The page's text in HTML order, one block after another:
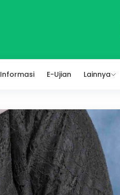
Informasi E-Ujian Lainnya